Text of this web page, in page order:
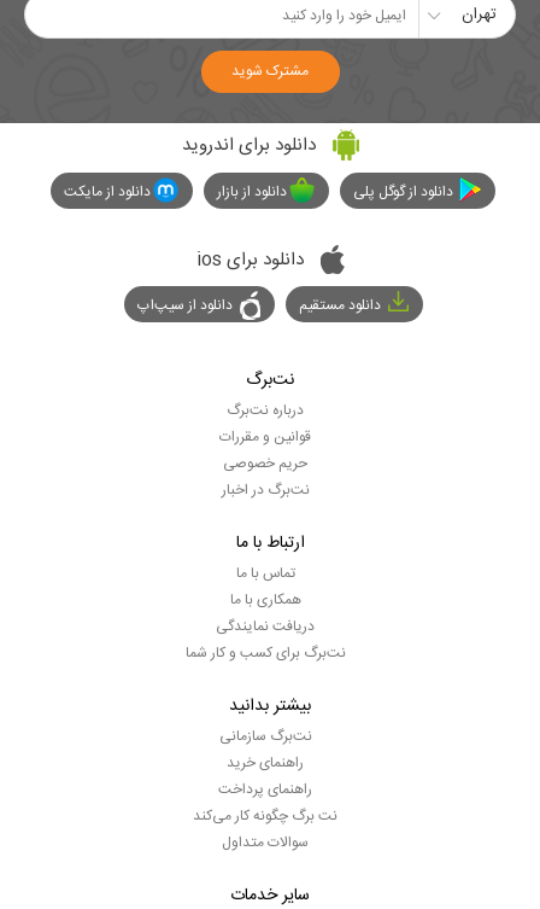
تهران
مشترک شوید
دانلود برای اندروید
دانلود از گوگل پلی دانلود از بازار دانلود از مایکت
دانلود برای ios
دانلود مستقیم دانلود از سیپ‌اپ
نت‌برگ
درباره نت‌برگ
قوانین و مقررات
حریم خصوصی
نت‌برگ در اخبار
ارتباط با ما
تماس با ما
همکاری با ما
دریافت نمایندگی
نت‌برگ برای کسب و کار شما
بیشتر بدانید
نت‌برگ سازمانی
راهنمای خرید
راهنمای پرداخت
نت برگ چگونه کار می‌کند
سوالات متداول
سایر خدمات